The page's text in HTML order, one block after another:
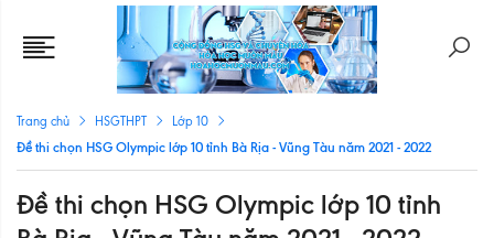
Trang chủ HSGTHPT Lớp 10
Đề thi chọn HSG Olympic lớp 10 tỉnh Bà Rịa - Vũng Tàu năm 2021 - 2022
Đề thi chọn HSG Olympic lớp 10 tỉnh